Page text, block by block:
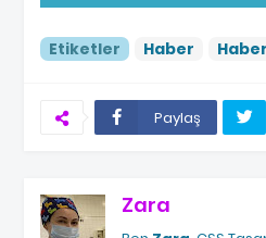
Etiketler Haber
Paylaş
Zara